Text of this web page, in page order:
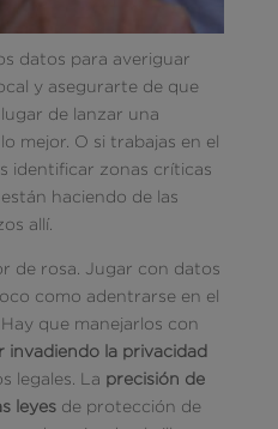
datos para averiguar
y asegurarte de que
de lanzar una
mejor. O si trabajas en el
identificar zonas críticas
haciendo de las
allí.
de rosa. Jugar con datos
como adentrarse en el
que manejarlos con
invadiendo la privacidad
legales. La precisión de
leyesde protección de